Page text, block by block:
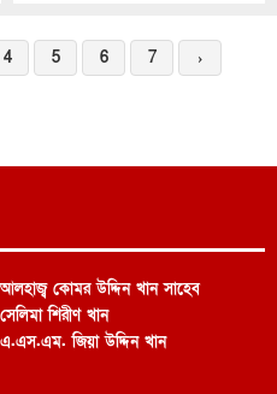
4 5 6 7 ›
আলহাজ্ব কোমর উদ্দিন খান সাহেব
সেলিমা শিরীণ খান
এ.এস.এম. জিয়া উদ্দিন খান